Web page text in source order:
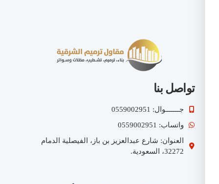
تواصل بنا
جـــــــوال: 0559002951
واتساب: 0559002951
العنوان: شارع عبدالعزيز بن باز، الفيصلية الدمام
32272، السعودية.